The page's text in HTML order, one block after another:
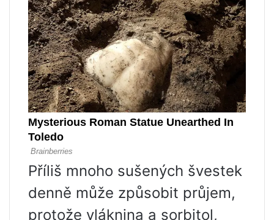
Příliš mnoho sušených švestek
denně může způsobit průjem,
protože vláknina a sorbitol,